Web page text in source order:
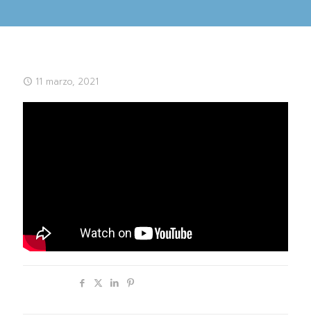
11 marzo, 2021